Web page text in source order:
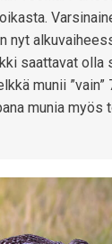
nyt
saattavat olla
munii ”vain”
munia myös